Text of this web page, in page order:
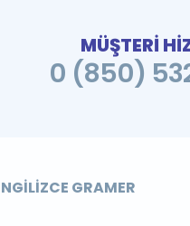
MÜŞTERİ
0 (850)
GRAMER